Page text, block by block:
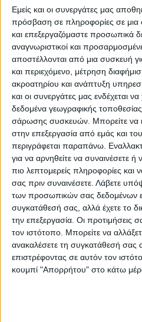
Εμείς και οι συνεργάτες μας
πρόσβαση σε πληροφορίες σε
και επεξεργαζόμαστε προσωπικά
αναγνωριστικοί και
αποστέλλονται από μια συσκευή
και περιεχόμενο, μέτρηση
ακροατηρίου και ανάπτυξη
και οι συνεργάτες μας ενδέχεται
δεδομένα γεωγραφικής
σάρωσης συσκευών. Μπορείτε να
στην επεξεργασία από εμάς και
περιγράφεται παραπάνω.
για να αρνηθείτε να συναινέσετε
πιο λεπτομερείς πληροφορίες και
σας πριν συναινέσετε. Λάβετε
των προσωπικών σας δεδομένων
συγκατάθεσή σας, αλλά έχετε το
την επεξεργασία. Οι προτιμήσεις
τον ιστότοπο. Μπορείτε να
ανακαλέσετε τη συγκατάθεσή σας
επιστρέφοντας σε αυτόν τον
κουμπί "Απορρήτου" στο κάτω
σύμβαση μεταξύ μισθωτή και
τον δεύτερο της μισθωτικής
εκμισθωτή, δεν καθιστά τον
αυτή και, συνεπώς, ο
δικαίωμα από τη μίσθωση
1175/2019). Η μεταβιβαστική
άτυπη, το ίδιο, δε, και η
η οποία συνήθως είναι ρητή,
σιωπηρή, όπως όταν μετά την
μεταβίβασης μεταξύ
τρίτου, ο μισθωτής πληρώνει
του εκμισθωτή ή αντίστοιχα ο
από τον διάδοχο του
διαμαρτυρία (ΑΠ 33/2014).
υπεισέρχεται στη συμβατική
προς τον οποίο η μεταβίβαση, ο
την αρχική μίσθωση (ΑΠ 640/
μεταβιβαζόμενη ενοχική σχέση
της παλαιάς, η οποία δεν
παρά μόνο αν τροποποιηθεί
συμβαλλομένων (ΑΠ 734/1998).